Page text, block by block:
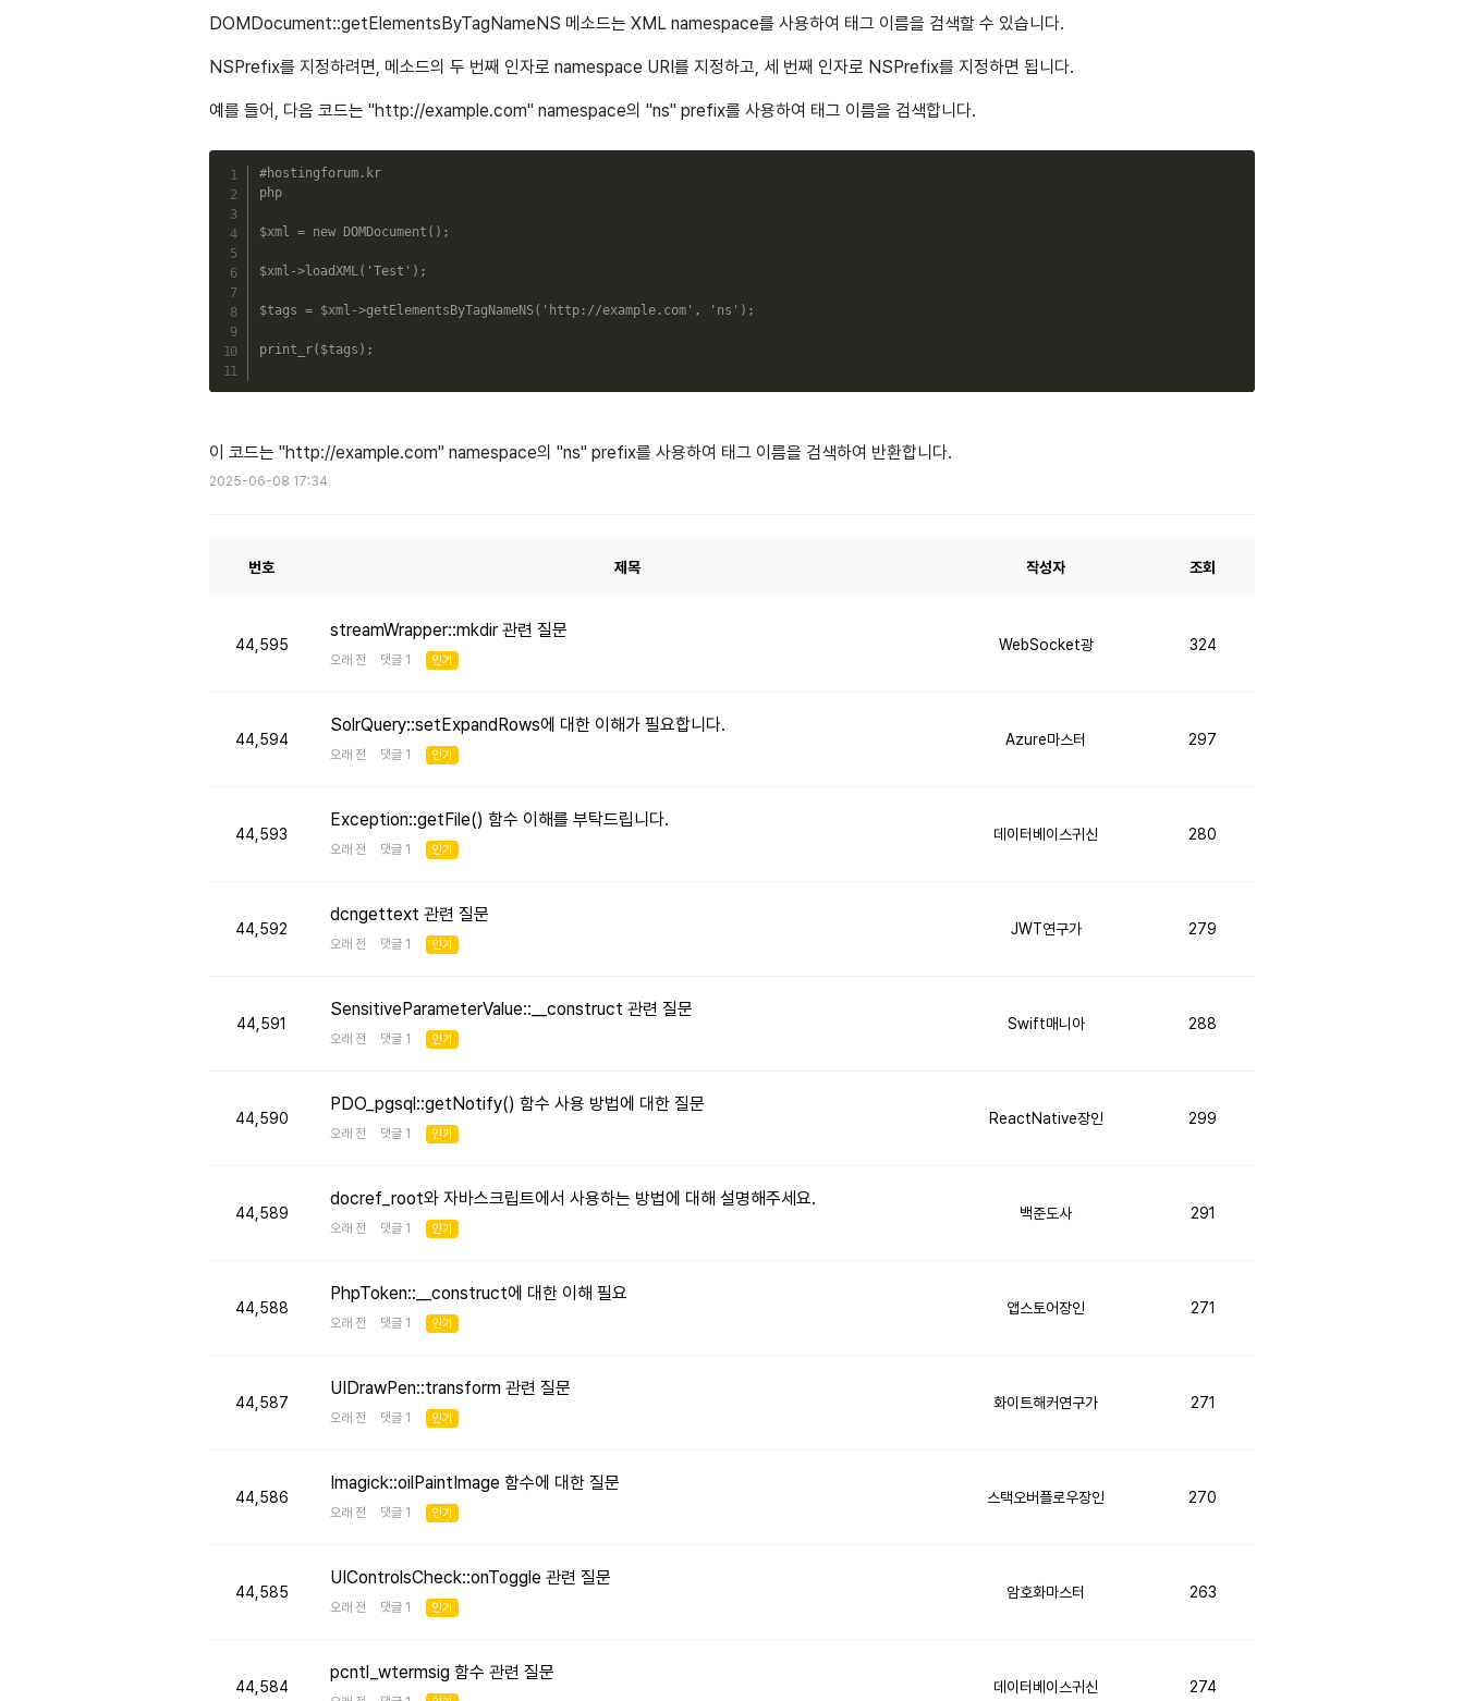
DOMDocument::getElementsByTagNameNS 메소드는 XML namespace를 사용하여 태그 이름을 검색할 수 있습니다.
NSPrefix를 지정하려면, 메소드의 두 번째 인자로 namespace URI를 지정하고, 세 번째 인자로 NSPrefix를 지정하면 됩니다.
예를 들어, 다음 코드는 "http://example.com" namespace의 "ns" prefix를 사용하여 태그 이름을 검색합니다.
#hostingforum.kr
php
$xml = new DOMDocument ( ) ;
$xml ->loadXML( 'Test' ) ;
$tags = $xml ->getElementsByTagNameNS( 'http://example.com' , 'ns' ) ;
print_r( $tags ) ;
이 코드는 "http://example.com" namespace의 "ns" prefix를 사용하여 태그 이름을 검색하여 반환합니다.
2025-06-08 17:34
번호 제목 작성자 조회
44,595
streamWrapper::mkdir 관련 질문
오래 전 댓글 1 인기
WebSocket광 324
44,594
SolrQuery::setExpandRows에 대한 이해가 필요합니다.
오래 전 댓글 1 인기
Azure마스터 297
44,593
Exception::getFile() 함수 이해를 부탁드립니다.
오래 전 댓글 1 인기
데이터베이스귀신 280
44,592
dcngettext 관련 질문
오래 전 댓글 1 인기
JWT연구가 279
44,591
SensitiveParameterValue::__construct 관련 질문
오래 전 댓글 1 인기
Swift매니아 288
44,590
PDO_pgsql::getNotify() 함수 사용 방법에 대한 질문
오래 전 댓글 1 인기
ReactNative장인 299
44,589
docref_root와 자바스크립트에서 사용하는 방법에 대해 설명해주세요.
오래 전 댓글 1 인기
백준도사 291
44,588
PhpToken::__construct에 대한 이해 필요
오래 전 댓글 1 인기
앱스토어장인 271
44,587
UIDrawPen::transform 관련 질문
오래 전 댓글 1 인기
화이트해커연구가 271
44,586
Imagick::oilPaintImage 함수에 대한 질문
오래 전 댓글 1 인기
스택오버플로우장인 270
44,585
UIControlsCheck::onToggle 관련 질문
오래 전 댓글 1 인기
암호화마스터 263
44,584
pcntl_wtermsig 함수 관련 질문
데이터베이스귀신 274